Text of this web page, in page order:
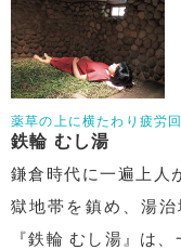
薬草の上に横たわり疲労回
鉄輪 むし湯
鎌倉時代に一遍上人
獄地帯を鎮め、湯
『鉄輪 むし湯』は